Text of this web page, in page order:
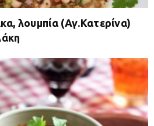
λουμπία (Αγ.Κατερίνα)